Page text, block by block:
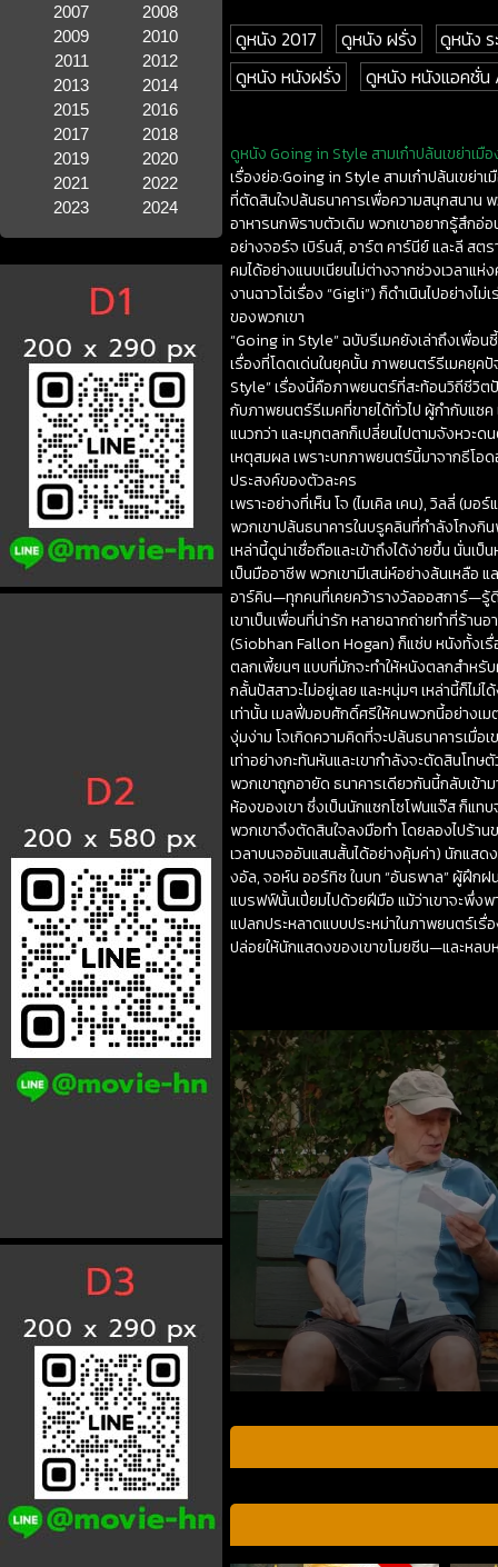
2007
2008
2009
2010
2011
2012
2013
2014
2015
2016
2017
2018
2019
2020
2021
2022
2023
2024
ดูหนัง 2017 ดูหนัง ฝรั่ง
ดูหนัง
ดูหนัง หนังฝรั่ง
ดูหนัง หนังแอคชั่น
ดูหนัง Going in Style สามเก๋าปล้นเขย่าเมื
เรื่องย่อ:Going in Style สามเก๋าปล้นเขย่า
ที่ตัดสินใจปล้นธนาคารเพื่อความสนุกสนาน
อาหารนกพิราบตัวเดิม พวกเขาอยากรู้สึกอ่อ
อย่างจอร์จ เบิร์นส์, อาร์ต คาร์นีย์ และลี ส
คมได้อย่างแนบเนียนไม่ต่างจากช่วงเวลาแ
งานฉาวโฉ่เรื่อง “Gigli”) ก็ดำเนินไปอย่างไ
ของพวกเขา
“Going in Style” ฉบับรีเมคยังเล่าถึงเพื่อ
เรื่องที่โดดเด่นในยุคนั้น ภาพยนตร์รีเมคยุค
Style” เรื่องนี้คือภาพยนตร์ที่สะท้อนวิถีชีวิ
กับภาพยนตร์รีเมคที่ขายได้ทั่วไป ผู้กำกับแ
แนวกว่า และมุกตลกก็เปลี่ยนไปตามจังหวะ
เหตุสมผล เพราะบทภาพยนตร์นี้มาจากธีโอ
ประสงค์ของตัวละคร
เพราะอย่างที่เห็น โจ (ไมเคิล เคน), วิลลี่ (ม
พวกเขาปล้นธนาคารในบรูคลินที่กำลังโกงกิ
เหล่านี้ดูน่าเชื่อถือและเข้าถึงได้ง่ายขึ้น นั่นเ
เป็นมืออาชีพ พวกเขามีเสน่ห์อย่างล้นเหลือ
อาร์คิน—ทุกคนที่เคยคว้ารางวัลออสการ์—รู้ดี
เขาเป็นเพื่อนที่น่ารัก หลายฉากถ่ายทำที่ร้า
(Siobhan Fallon Hogan) ก็แซ่บ หนังทั้งเรื่
ตลกเพี้ยนๆ แบบที่มักจะทำให้หนังตลกสำหรับ
กลั้นปัสสาวะไม่อยู่เลย และหนุ่มๆ เหล่านี้ก็ไม่
เท่านั้น เมลฟี่มอบศักดิ์ศรีให้คนพวกนี้อย่างเ
งุ่มง่าม โจเกิดความคิดที่จะปล้นธนาคารเมื่อ
เท่าอย่างกะทันหันและเขากำลังจะตัดสินโท
พวกเขาถูกอายัด ธนาคารเดียวกันนี้กลับเข้า
ห้องของเขา ซึ่งเป็นนักแซกโซโฟนแจ๊ส ก็แท
พวกเขาจึงตัดสินใจลงมือทำ โดยลองไปร้า
เวลาบนจออันแสนสั้นได้อย่างคุ้มค่า) นักแสด
งอัล, จอห์น ออร์ทิซ ในบท “อันธพาล” ผู้ฝึก
แบรฟฟ์นั้นเปี่ยมไปด้วยฝีมือ แม้ว่าเขาจะพึ่ง
แปลกประหลาดแบบประหม่าในภาพยนตร์เรื่
ปล่อยให้นักแสดงของเขาขโมยซีน—และหลบ